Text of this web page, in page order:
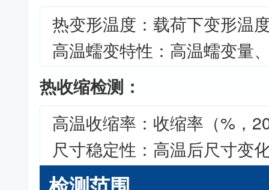
热变形温度：载荷下变形温
高温蠕变特性：高温蠕变量
热收缩检测：
高温收缩率：收缩率（%，
尺寸稳定性：高温后尺寸变